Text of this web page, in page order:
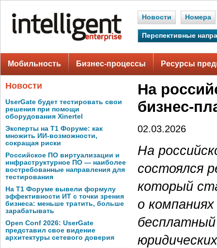
Новости Номера
Перспективные
Мобильность Бизнес-процессы Ресурсы
Новости
UserGate будет тестировать свои
решения при помощи
оборудования Xinertel
Эксперты на Т1 Форуме: как
множить ИИ-возможности,
сокращая риски
Российское ПО виртуализации и
инфраструктурное ПО — наиболее
востребованные направления для
тестирования
На Т1 Форуме вывели формулу
эффективности ИТ с точки зрения
бизнеса: меньше тратить, больше
зарабатывать
Open Conf 2026: UserGate
представил свое видение
архитектуры сетевого доверия
На
бизнес-
02.03.2026
На
состоялся
который
о